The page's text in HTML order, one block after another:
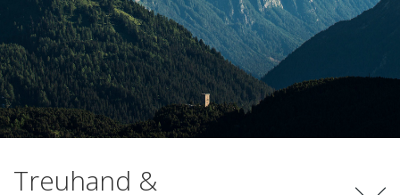
Treuhand &